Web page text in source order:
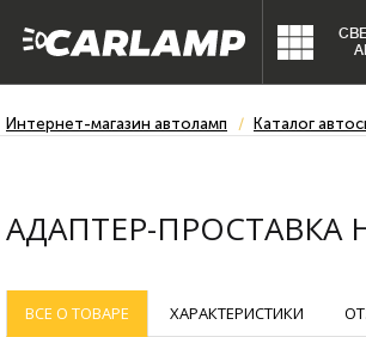
Интернет-магазин автоламп Каталог
АДАПТЕР-ПРОСТАВКА
ВСЕ О ТОВАРЕ ХАРАКТЕРИСТИКИ